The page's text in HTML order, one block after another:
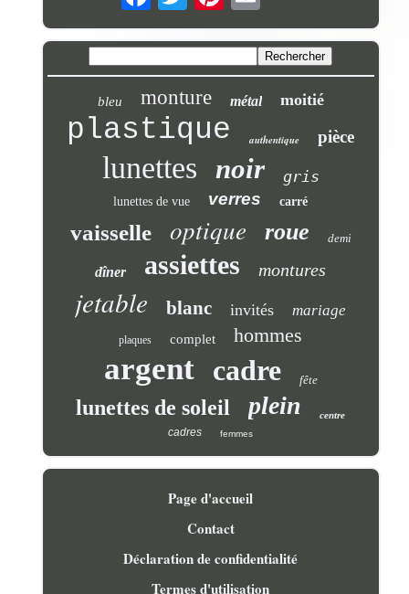
bleu monture métal moitié
plastique authentique pièce
lunettes noir gris
lunettes de vue verres carré
vaisselle optique roue demi
dîner assiettes montures
jetable blanc invités mariage
plaques complet hommes
argent cadre fête
lunettes de soleil plein centre
cadres femmes
Page d'accueil
Contact
Déclaration de confidentialité
Termes d'utilisation